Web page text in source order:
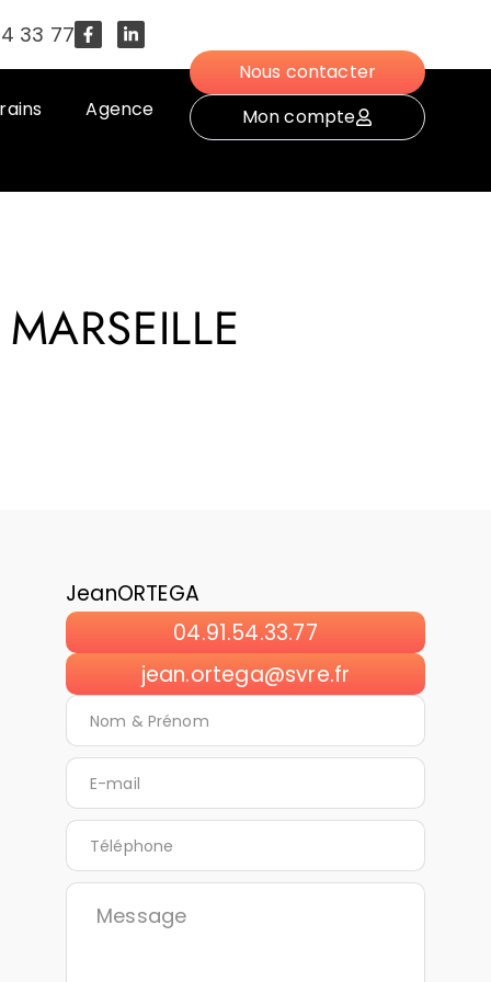
33 77
Agence
Nous contacter
Mon compte
JeanORTEGA
04.91.54.33.77
jean.ortega@svre.fr